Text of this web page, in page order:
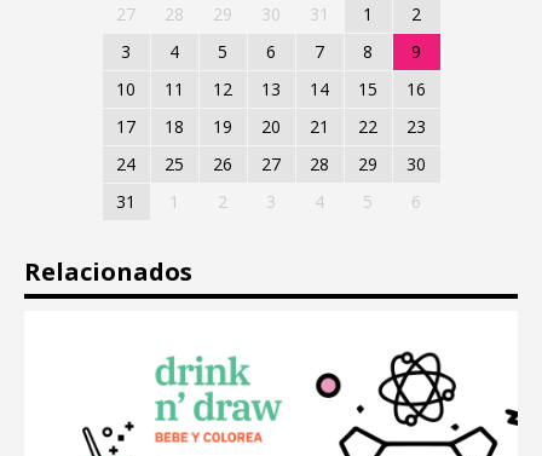
27 28 29 30 31 1
2
3
4 5 6 7 8
9
10
11 12 13 14 15
16
17
18 19 20 21 22
23
24
25 26 27 28 29
30
31
1 2 3 4 5 6
Relacionados